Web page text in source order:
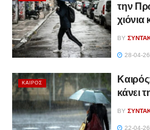
την
χιόνια
BY
28-04-
ΚΑΙΡΌΣ
κάνει
BY
22-04-